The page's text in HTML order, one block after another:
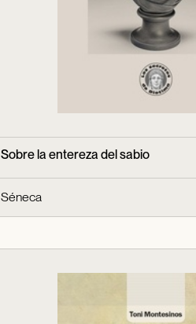
Sobre la entereza del sabio
Séneca